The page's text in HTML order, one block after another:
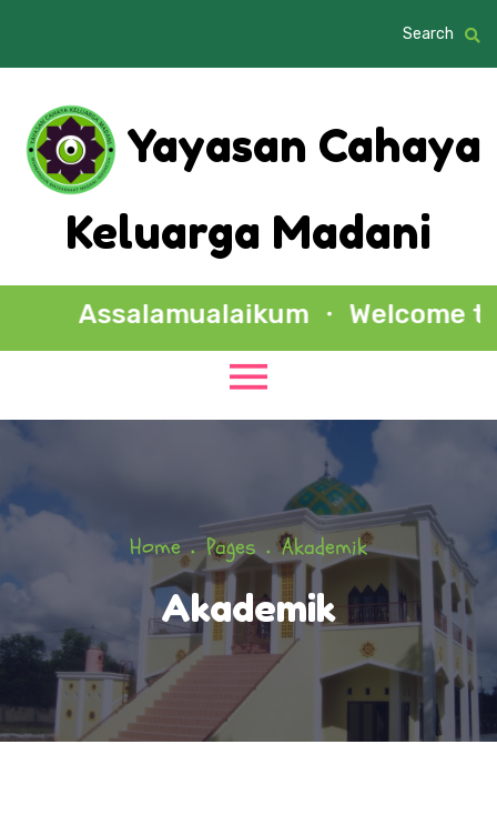
Search
Yayasan Cahaya
Keluarga Madani
Assalamualaikum ・ Welcome to
Home Pages Akademik
Akademik